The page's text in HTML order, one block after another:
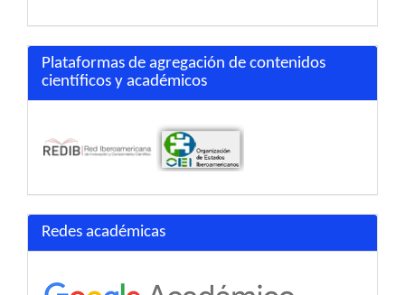
Plataformas de agregación de contenidos
científicos y académicos
Redes académicas